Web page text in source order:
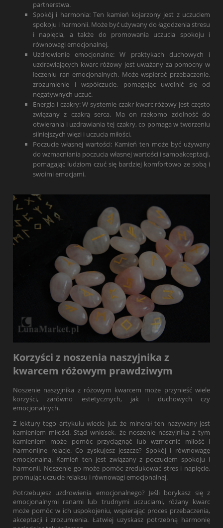
partnerstwa.
Spokój i harmonia: Ten kamień kojarzony jest z uczuciem
spokoju i harmonii. Może być używany do łagodzenia stresu
i napięcia, a także do promowania uczucia spokoju i
równowagi emocjonalnej.
Uzdrowienie emocjonalne: W praktykach duchowych i
uzdrawiających kwarc różowy jest uważany za pomocny w
leczeniu ran emocjonalnych. Może wspierać przebaczenie,
zrozumienie i współczucie, pomagając uwolnić się od
negatywnych uczuć.
Energia i czakry: W systemie czakr kwarc różowy jest często
związany z czakrą serca. Ma on rzekomo zdolność do
otwierania i uzdrawiania tej czakry, co pomaga w tworzeniu
silniejszych więzi i uczucia miłości.
Poczucie własnej wartości: Kamień ten może być używany
do wzmacniania poczucia własnej wartości i samoakceptacji,
pomagając ludziom czuć się bardziej komfortowo ze sobą i
swoimi emocjami.
Korzyści z noszenia naszyjnika z
kwarcem różowym prawdziwym
Noszenie naszyjnika z różowym kwarcem może przynieść wiele
korzyści, zarówno estetycznych, jak i duchowych czy
emocjonalnych.
Z lektury tego artykułu wiecie już, że minerał ten nazywany jest
kamieniem miłości. Stąd wniosek, że noszenie naszyjnika z tym
kamieniem może pomóc przyciągnąć lub wzmocnić miłość i
harmonijne relacje. Co zyskujesz jeszcze? Spokój i równowagę
emocjonalną. Kamień ten jest związany z poczuciem spokoju i
harmonii. Noszenie go może pomóc zredukować stres i napięcie,
promując uczucie relaksu i równowagi emocjonalnej.
Potrzebujesz uzdrowienia emocjonalnego? Jeśli borykasz się z
emocjonalnymi ranami lub trudnymi uczuciami, różany kwarc
może pomóc w ich uspokojeniu, wspierając proces przebaczenia,
akceptacji i zrozumienia. Łatwiej uzyskasz potrzebną harmonię